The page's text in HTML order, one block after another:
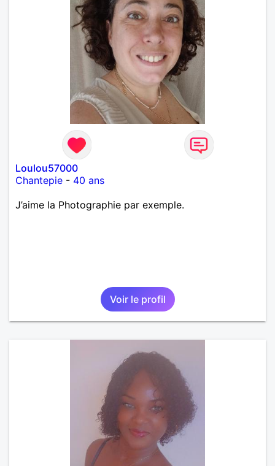
Loulou57000
Chantepie - 40 ans
J’aime la Photographie par exemple.
Voir le profil